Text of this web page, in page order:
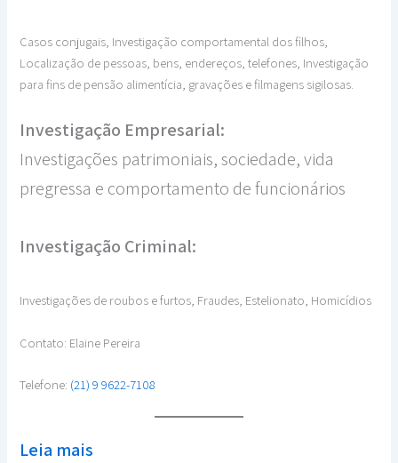
Casos conjugais, Investigação comportamental dos filhos,
Localização de pessoas, bens, endereços, telefones, Investigação
para fins de pensão alimentícia, gravações e filmagens sigilosas.
Investigação Empresarial:
Investigações patrimoniais, sociedade, vida
pregressa e comportamento de funcionários
Investigação Criminal:
Investigações de roubos e furtos, Fraudes, Estelionato, Homicídios
Contato: Elaine Pereira
Telefone: (21) 9 9622-7108
Leia mais